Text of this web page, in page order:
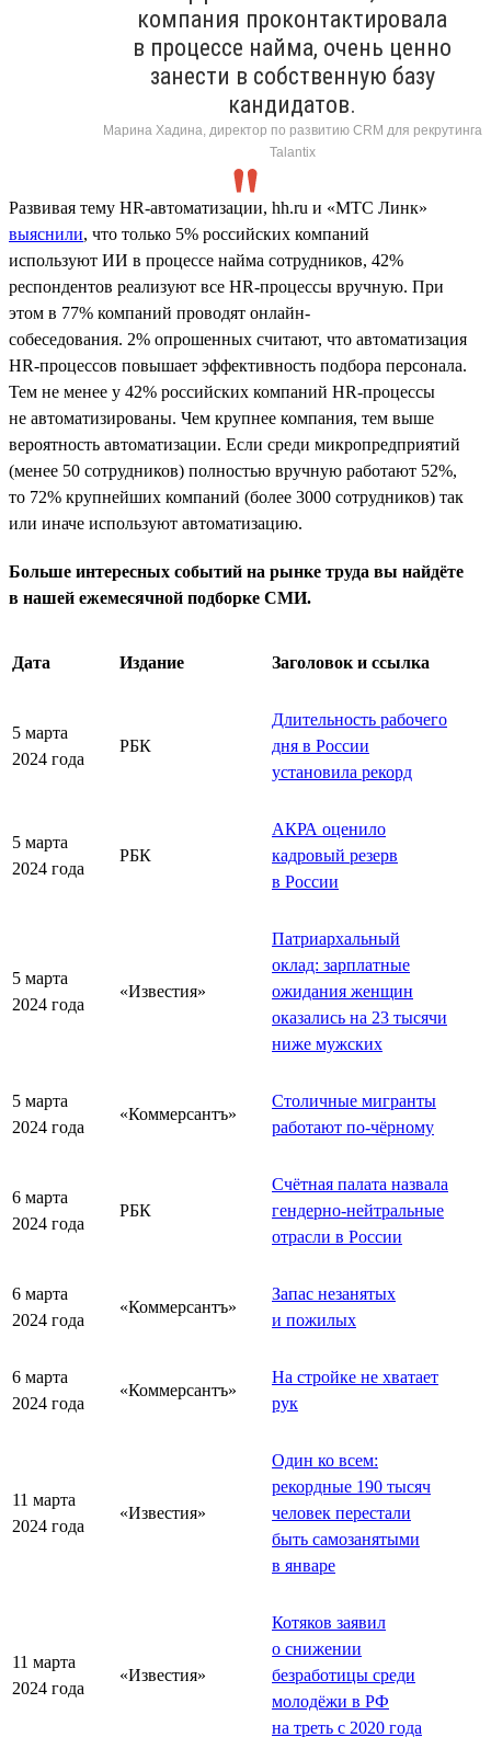
компания проконтактировала
в процессе найма, очень ценно
занести в собственную базу
кандидатов.
Марина Хадина, директор по развитию CRM для рекрутинга
Talantix
Развивая тему HR-автоматизации, hh.ru и «МТС Линк»
выяснили, что только 5% российских компаний
используют ИИ в процессе найма сотрудников, 42%
респондентов реализуют все HR-процессы вручную. При
этом в 77% компаний проводят онлайн-
собеседования. 2% опрошенных считают, что автоматизация
HR-процессов повышает эффективность подбора персонала.
Тем не менее у 42% российских компаний HR-процессы
не автоматизированы. Чем крупнее компания, тем выше
вероятность автоматизации. Если среди микропредприятий
(менее 50 сотрудников) полностью вручную работают 52%,
то 72% крупнейших компаний (более 3000 сотрудников) так
или иначе используют автоматизацию.
Больше интересных событий на рынке труда вы найдёте
в нашей ежемесячной подборке СМИ.
Дата Издание Заголовок и ссылка
5 марта
2024 года
РБК
Длительность рабочего
дня в России
установила рекорд
5 марта
2024 года
РБК
АКРА оценило
кадровый резерв
в России
5 марта
2024 года
«Известия»
Патриархальный
оклад: зарплатные
ожидания женщин
оказались на 23 тысячи
ниже мужских
5 марта
2024 года
«Коммерсантъ»
Столичные мигранты
работают по-чёрному
6 марта
2024 года
РБК
Счётная палата назвала
гендерно-нейтральные
отрасли в России
6 марта
2024 года
«Коммерсантъ»
Запас незанятых
и пожилых
6 марта
2024 года
«Коммерсантъ»
На стройке не хватает
рук
11 марта
2024 года
«Известия»
Один ко всем:
рекордные 190 тысяч
человек перестали
быть самозанятыми
в январе
11 марта
2024 года
«Известия»
Котяков заявил
о снижении
безработицы среди
молодёжи в РФ
на треть с 2020 года